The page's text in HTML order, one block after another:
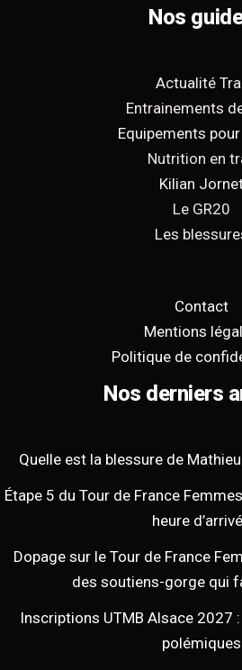
Nos
Actualité
Entrainements
Equipements
Nutrition en
Kilian
Le GR20
Les
Contact
Mentions
Politique de
Nos derniers
Quelle est la blessure de
Étape 5 du Tour de France
heure
Dopage sur le Tour de France
des soutiens-gorge qui
Inscriptions UTMB Alsace 2027
polémiques